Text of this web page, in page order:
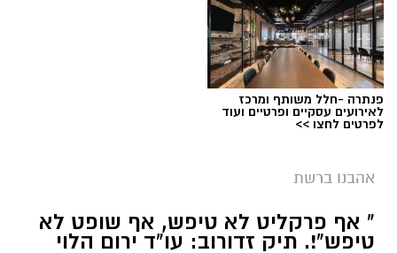
שירים שהפכו את הפוליטיקה הישראלית לפזמון
לא רק בקלפי: 6 שירים שהפכו את הפוליטיקה
הישראלית לפזמון
פנתרה -חלל משותף ומרכז
לאירועים עסקיים ופרטיים ועוד
לפרטים לחצו >>
אהבנו ברשת
" אף פרקליט לא טיפש, אף שופט לא
טיפש"!. תיק זדורוב: עו"ד ירום הלוי